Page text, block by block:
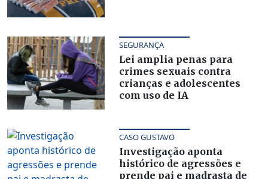
SEGURANÇA
Lei amplia penas para
crimes sexuais contra
crianças e adolescentes
com uso de IA
CASO GUSTAVO
Investigação aponta
histórico de agressões e
prende pai e madrasta de